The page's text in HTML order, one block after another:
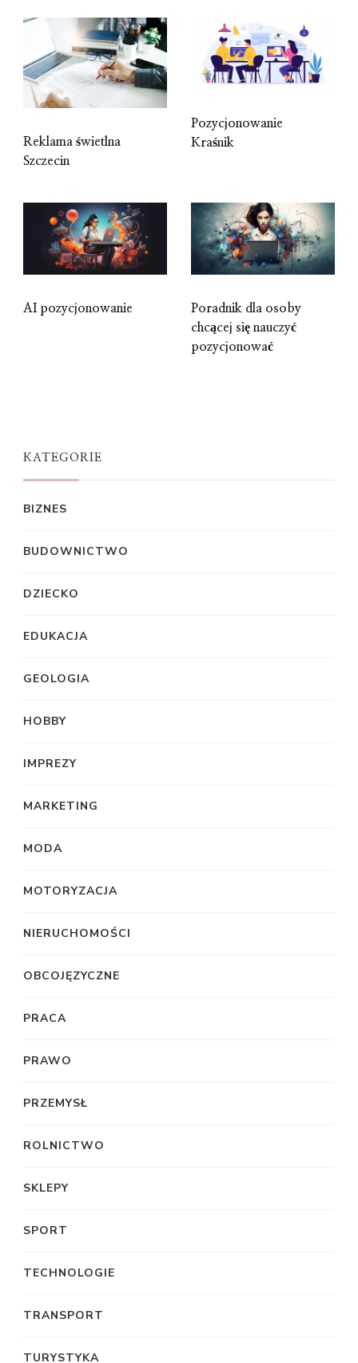
Reklama świetlna
Szczecin
Pozycjonowanie
Kraśnik
AI pozycjonowanie
Poradnik dla osoby
chcącej się nauczyć
pozycjonować
KATEGORIE
BIZNES
BUDOWNICTWO
DZIECKO
EDUKACJA
GEOLOGIA
HOBBY
IMPREZY
MARKETING
MODA
MOTORYZACJA
NIERUCHOMOŚCI
OBCOJĘZYCZNE
PRACA
PRAWO
PRZEMYSŁ
ROLNICTWO
SKLEPY
SPORT
TECHNOLOGIE
TRANSPORT
TURYSTYKA